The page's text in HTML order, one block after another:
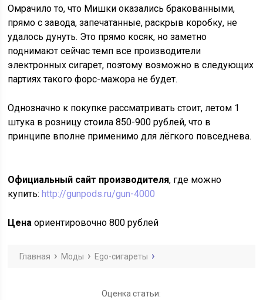
Омрачило то, что Мишки оказались бракованными,
прямо с завода, запечатанные, раскрыв коробку, не
удалось дунуть. Это прямо косяк, но заметно
поднимают сейчас темп все производители
электронных сигарет, поэтому возможно в следующих
партиях такого форс-мажора не будет.
Однозначно к покупке рассматривать стоит, летом 1
штука в розницу стоила 850-900 рублей, что в
принципе вполне применимо для лёгкого повседнева.
Официальный сайт производителя, где можно
купить:http://gunpods.ru/gun-4000
Цена ориентировочно 800 рублей
Главная Моды Ego-сигареты
Оценка статьи: